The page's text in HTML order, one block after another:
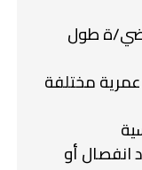
ة طول
مختلفة
انفصال أو